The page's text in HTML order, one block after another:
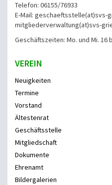
Telefon: 06155/76933
E-Mail: geschaeftsstelle(at)svs-
mitgliederverwaltung(at)svs-
Geschäftszeiten: Mo. und Mi. 16
VEREIN
Neuigkeiten
Termine
Vorstand
Ältestenrat
Geschäftsstelle
Mitgliedschaft
Dokumente
Ehrenamt
Bildergalerien